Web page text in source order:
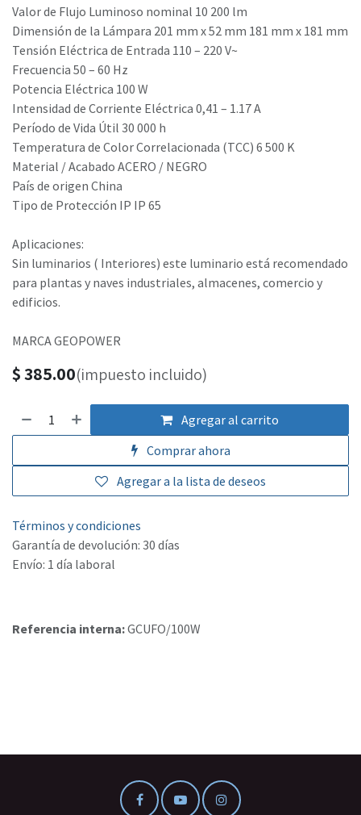
Valor de Flujo Luminoso nominal 10 200 lm
Dimensión de la Lámpara 201 mm x 52 mm 181 mm x 181 mm
Tensión Eléctrica de Entrada 110 – 220 V~
Frecuencia 50 – 60 Hz
Potencia Eléctrica 100 W
Intensidad de Corriente Eléctrica 0,41 – 1.17 A
Período de Vida Útil 30 000 h
Temperatura de Color Correlacionada (TCC) 6 500 K
Material / Acabado ACERO / NEGRO
País de origen China
Tipo de Protección IP IP 65
Aplicaciones:
Sin luminarios ( Interiores) este luminario está recomendado
para plantas y naves industriales, almacenes, comercio y
edificios.
MARCA GEOPOWER
$385.00(impuesto incluido)
Agregar al carrito
Comprar ahora
Agregar a la lista de deseos
Términos y condiciones
Garantía de devolución: 30 días
Envío: 1 día laboral
Referencia interna:GCUFO/100W